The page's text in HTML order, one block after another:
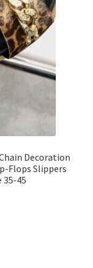
Decoration
Flops Slippers
35-45